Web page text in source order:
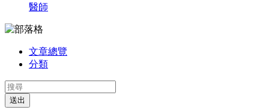
醫師
文章總覽
分類
送出